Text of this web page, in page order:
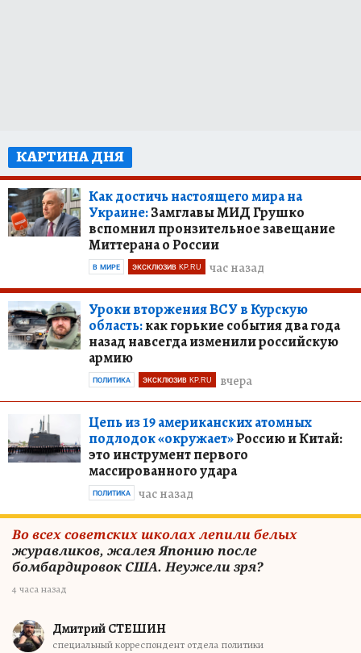
КАРТИНА ДНЯ
Как достичь настоящего мира на
Украине:Замглавы МИД Грушко
вспомнил пронзительное завещание
Миттерана о России
час назад
В МИРЕ ЭКСКЛЮЗИВ KP.RU
Уроки вторжения ВСУ в Курскую
область:как горькие события два года
назад навсегда изменили российскую
армию
вчера
ПОЛИТИКА ЭКСКЛЮЗИВ KP.RU
Цепь из 19 американских атомных
подлодок «окружает»Россию и Китай:
это инструмент первого
массированного удара
час назад
ПОЛИТИКА
Во всех советских школах лепили белых
журавликов, жалея Японию после
бомбардировок США. Неужели зря?
4 часа назад
Дмитрий СТЕШИН
специальный корреспондент отдела политики